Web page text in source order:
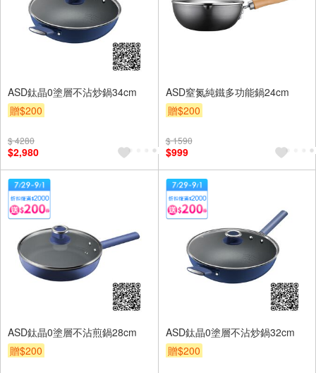
ASD鈦晶0塗層不沾炒鍋34cm
贈$200
$ 4280
$2,980
ASD窒氮純鐵多功能鍋24cm
贈$200
$ 1590
$999
ASD鈦晶0塗層不沾煎鍋28cm
贈$200
ASD鈦晶0塗層不沾炒鍋32cm
贈$200